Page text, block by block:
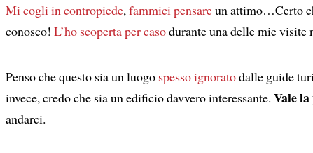
Mi cogli in contropiede, fammici pensareun attimo…Certo
conosco! L’ho scoperta per casodurante una delle mie visite
Penso che questo sia un luogo spesso ignoratodalle guide
invece, credo che sia un edificio davvero interessante. Vale la
andarci.